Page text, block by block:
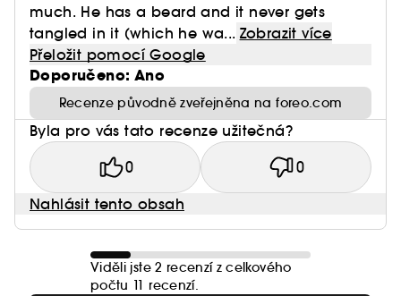
much. He has a beard and it never gets
tangled in it (which he wa... Zobrazit více
Přeložit pomocí Google
Doporučeno: Ano
Recenze původně zveřejněna na foreo.com
Byla pro vás tato recenze užitečná?
0 0
Nahlásit tento obsah
Viděli jste 2 recenzí z celkového
počtu 11 recenzí.